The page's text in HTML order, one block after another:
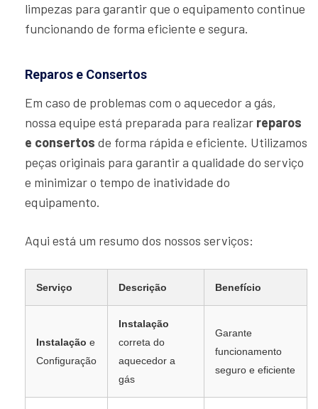
limpezas para garantir que o equipamento continue
funcionando de forma eficiente e segura.
Reparos e Consertos
Em caso de problemas com o aquecedor a gás,
nossa equipe está preparada para realizar reparos
e consertos de forma rápida e eficiente. Utilizamos
peças originais para garantir a qualidade do serviço
e minimizar o tempo de inatividade do
equipamento.
Aqui está um resumo dos nossos serviços:
Serviço Descrição Benefício
Instalação e
Configuração
Instalação
correta do
aquecedor a
gás
Garante
funcionamento
seguro e eficiente